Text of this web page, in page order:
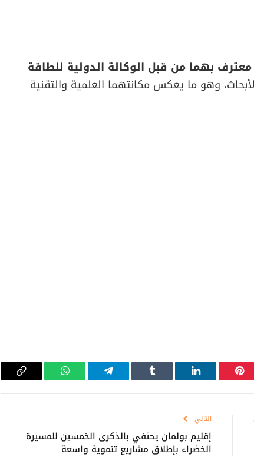
معترف بهما من قبل الوكالة الدولية للطاقة
وهو ما يعكس مكانتهما العلمية والتقنية
بينتيريستلينكدإن Tumblr تيلقرام واتساب
Copy
التالي
إقليم بولمان يحتفي بالذكرى الخمسين للمسيرة
الخضراء بإطلاق مشاريع تنموية واسعة